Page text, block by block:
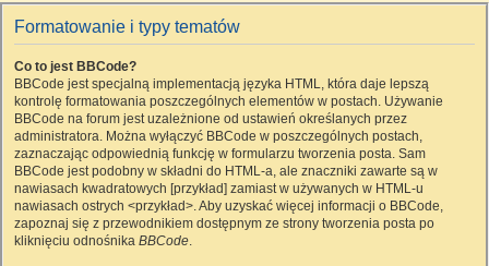
Formatowanie i typy tematów
Co to jest BBCode?
BBCode jest specjalną implementacją języka HTML, która daje lepszą
kontrolę formatowania poszczególnych elementów w postach. Używanie
BBCode na forum jest uzależnione od ustawień określanych przez
administratora. Można wyłączyć BBCode w poszczególnych postach,
zaznaczając odpowiednią funkcję w formularzu tworzenia posta. Sam
BBCode jest podobny w składni do HTML-a, ale znaczniki zawarte są w
nawiasach kwadratowych [przykład] zamiast w używanych w HTML-u
nawiasach ostrych <przykład>. Aby uzyskać więcej informacji o BBCode,
zapoznaj się z przewodnikiem dostępnym ze strony tworzenia posta po
kliknięciu odnośnika BBCode.